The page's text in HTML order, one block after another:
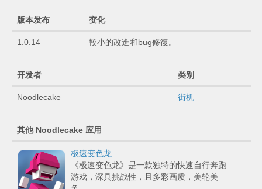
版本发布 变化
1.0.14 較小的改進和bug修復。
开发者 类别
Noodlecake 街机
其他 Noodlecake 应用
极速变色龙
《极速变色龙》是一款独特的快速自行奔跑
游戏，深具挑战性，且多彩画质，美轮美